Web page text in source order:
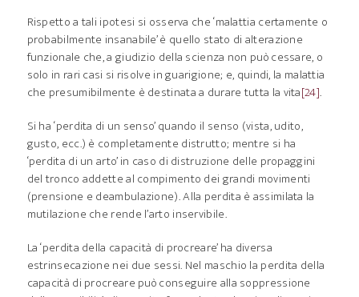
Rispetto a tali ipotesi si osserva che ‘malattia certamente o
probabilmente insanabile’ è quello stato di alterazione
funzionale che, a giudizio della scienza non può cessare, o
solo in rari casi si risolve in guarigione; e, quindi, la malattia
che presumibilmente è destinata a durare tutta la vita[24].
Si ha ‘perdita di un senso’ quando il senso (vista, udito,
gusto, ecc.) è completamente distrutto; mentre si ha
‘perdita di un arto’ in caso di distruzione delle propaggini
del tronco addette al compimento dei grandi movimenti
(prensione e deambulazione). Alla perdita è assimilata la
mutilazione che rende l’arto inservibile.
La ‘perdita della capacità di procreare’ ha diversa
estrinsecazione nei due sessi. Nel maschio la perdita della
capacità di procreare può conseguire alla soppressione